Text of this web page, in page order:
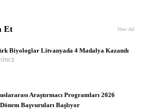
Et View All
Biyologlar Litvanyada 4 Madalya Kazandı
21 SAAT ÖNCE
Araştırmacı Programları 2026
Başvuruları Başlıyor